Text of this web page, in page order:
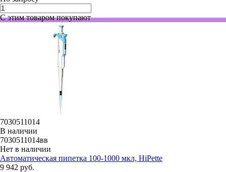
С этим товаром покупают
7030511014
В наличии
7030511014вв
Нет в наличии
Автоматическая пипетка 100-1000 мкл, HiPette
9 942 руб.